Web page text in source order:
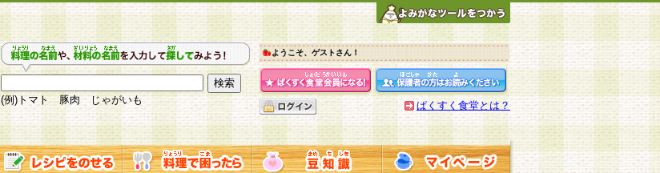
(例)トマト 豚肉 じゃがいも
ようこそ、ゲストさん！
ぱくすく食堂とは？